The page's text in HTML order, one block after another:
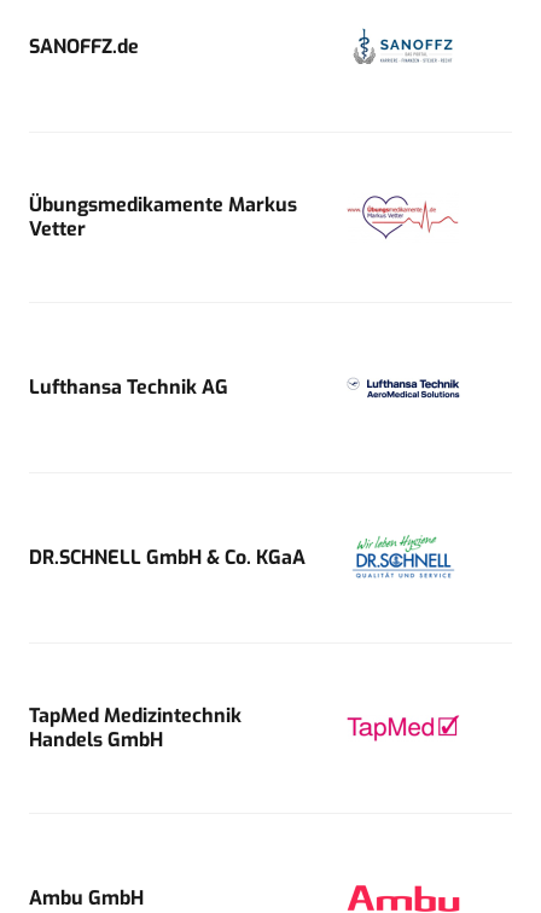
SANOFFZ.de
Übungsmedikamente Markus
Vetter
Lufthansa Technik AG
DR.SCHNELL GmbH & Co. KGaA
TapMed Medizintechnik
Handels GmbH
Ambu GmbH